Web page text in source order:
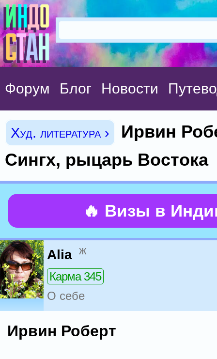
Форум Блог Новости
Худ. литература ›
Ирвин
Сингх, рыцарь Востока
🔥 Визы в
Alia ж
Карма 345
О себе
Ирвин Роберт